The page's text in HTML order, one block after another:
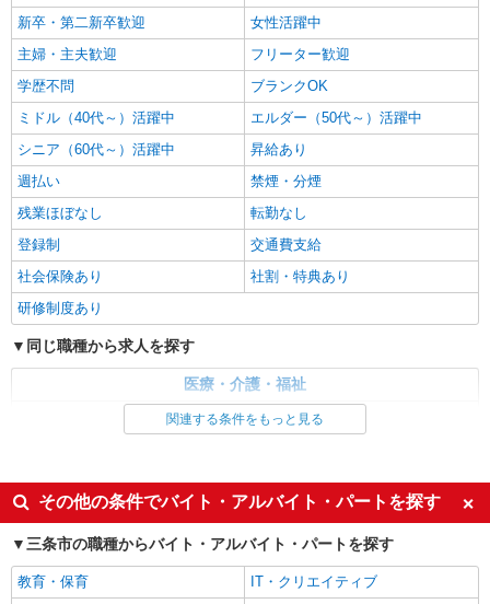
新卒・第二新卒歓迎
女性活躍中
主婦・主夫歓迎
フリーター歓迎
学歴不問
ブランクOK
ミドル（40代～）活躍中
エルダー（50代～）活躍中
シニア（60代～）活躍中
昇給あり
週払い
禁煙・分煙
残業ほぼなし
転勤なし
登録制
交通費支給
社会保険あり
社割・特典あり
研修制度あり
同じ職種から求人を探す
医療・介護・福祉
看護師・保健師・看護助手・助産師
未経験歓迎
ミドル（40代～）活躍中
交通費支給
社会保険あり
関連する条件をもっと見る
その他の条件でバイト・アルバイト・パートを探す
三条市の職種からバイト・アルバイト・パートを探す
教育・保育
IT・クリエイティブ